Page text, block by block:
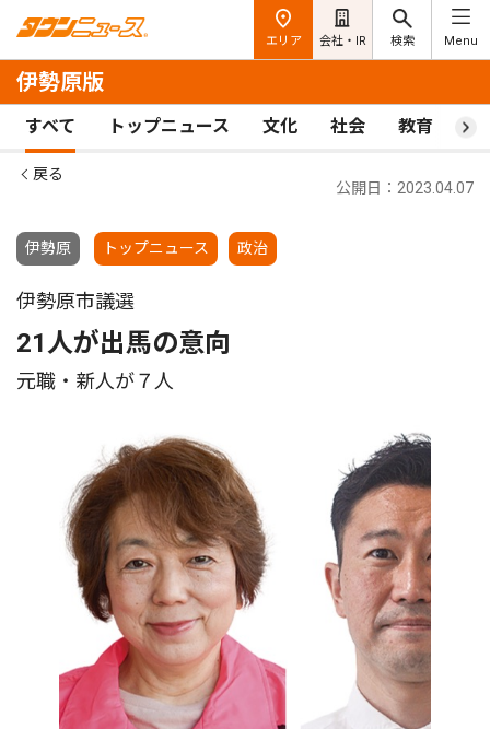
エリア 会社・IR 検索 Menu
伊勢原版
すべて トップニュース 文化 社会 教育 ス
戻る
伊勢原 トップニュース 政治
公開日：2023.04.07
伊勢原市議選
21人が出馬の意向
元職・新人が７人